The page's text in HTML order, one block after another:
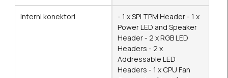
Interni konektori
- 1 x SPI TPM Header - 1 x
Power LED and Speaker
Header - 2 x RGB LED
Headers - 2 x
Addressable LED
Headers - 1 x CPU Fan